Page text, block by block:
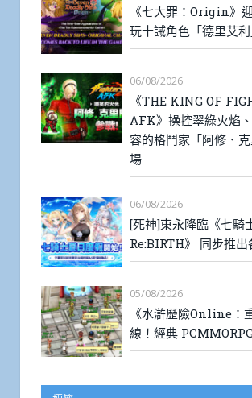
《七大罪：Origin》
玩十誡角色「德里艾利
06/08/2026
《THE KING OF
AFK》操控翠綠火焰
容的格鬥家「阿修．
場
06/08/2026
[死神]東永降臨《七騎
Re:BIRTH》 同步推
05/08/2026
《水滸歷險Online：
線！經典